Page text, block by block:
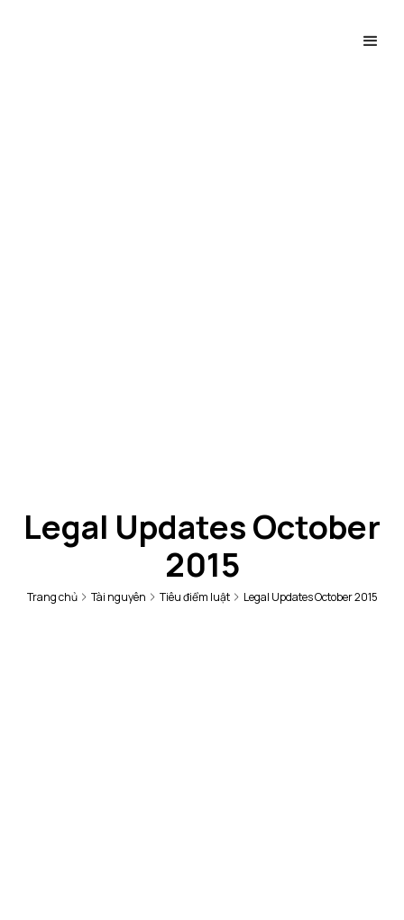
Legal Updates October
2015
Trang chủ Tài nguyên Tiêu điểm luật Legal Updates October 2015